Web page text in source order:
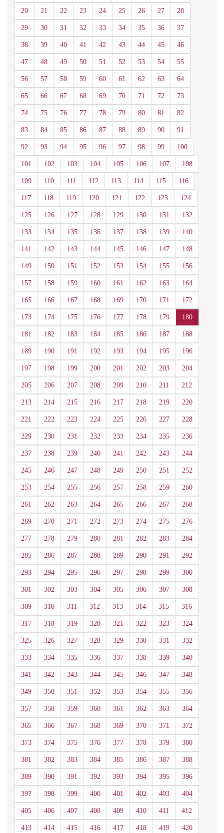
20 21 22 23 24 25 26 27 28
29 30 31 32 33 34 35 36 37
38 39 40 41 42 43 44 45 46
47 48 49 50 51 52 53 54 55
56 57 58 59 60 61 62 63 64
65 66 67 68 69 70 71 72 73
74 75 76 77 78 79 80 81 82
83 84 85 86 87 88 89 90 91
92 93 94 95 96 97 98 99 100
101 102 103 104 105 106 107 108
109 110 111 112 113 114 115 116
117 118 119 120 121 122 123 124
125 126 127 128 129 130 131 132
133 134 135 136 137 138 139 140
141 142 143 144 145 146 147 148
149 150 151 152 153 154 155 156
157 158 159 160 161 162 163 164
165 166 167 168 169 170 171 172
173 174 175 176 177 178 179 180
181 182 183 184 185 186 187 188
189 190 191 192 193 194 195 196
197 198 199 200 201 202 203 204
205 206 207 208 209 210 211 212
213 214 215 216 217 218 219 220
221 222 223 224 225 226 227 228
229 230 231 232 233 234 235 236
237 238 239 240 241 242 243 244
245 246 247 248 249 250 251 252
253 254 255 256 257 258 259 260
261 262 263 264 265 266 267 268
269 270 271 272 273 274 275 276
277 278 279 280 281 282 283 284
285 286 287 288 289 290 291 292
293 294 295 296 297 298 299 300
301 302 303 304 305 306 307 308
309 310 311 312 313 314 315 316
317 318 319 320 321 322 323 324
325 326 327 328 329 330 331 332
333 334 335 336 337 338 339 340
341 342 343 344 345 346 347 348
349 350 351 352 353 354 355 356
357 358 359 360 361 362 363 364
365 366 367 368 369 370 371 372
373 374 375 376 377 378 379 380
381 382 383 384 385 386 387 388
389 390 391 392 393 394 395 396
397 398 399 400 401 402 403 404
405 406 407 408 409 410 411 412
413 414 415 416 417 418 419 420